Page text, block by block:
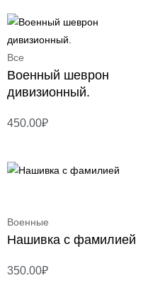
Все
Военный шеврон
дивизионный.
450.00₽
Военные
Нашивка с фамилией
350.00₽